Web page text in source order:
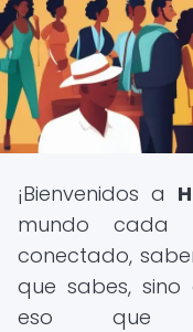
¡Bienvenidos a
mundo cada
conectado,
que sabes,
eso que